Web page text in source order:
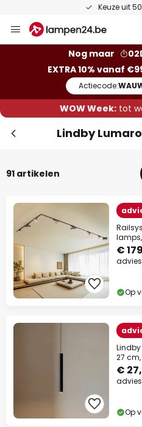
Keuze uit
naar
Nog maar
EXTRA 10% vanaf
Actiecode:
WOW Week:tot
Lindby
91 artikelen
€
Op
27
€
Op
Extra
10% korting
op
Actiecode:
Nu